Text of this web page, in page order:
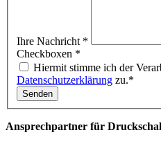
Ihre Nachricht *
Checkboxen *
Hiermit stimme ich der
Datenschutzerklärung zu.*
Senden
Ansprechpartner für